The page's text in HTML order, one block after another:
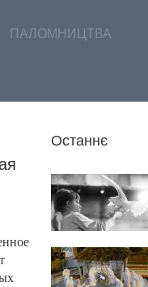
ПАЛОМНИЦТВА
Останнє